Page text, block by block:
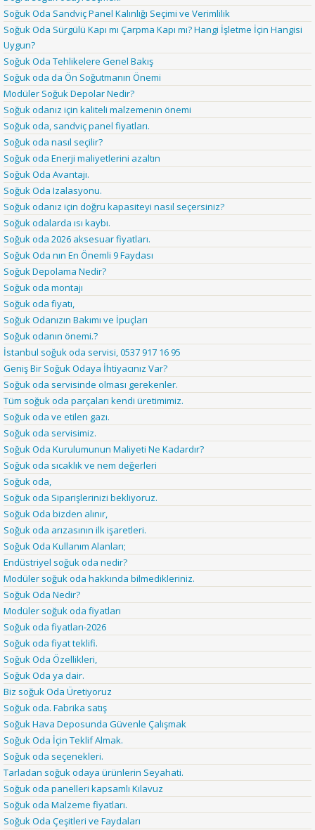
Soğuk Oda Sandviç Panel Kalınlığı Seçimi ve Verimlilik
Soğuk Oda Sürgülü Kapı mı Çarpma Kapı mı? Hangi İşletme İçin Hangisi
Uygun?
Soğuk Oda Tehlikelere Genel Bakış
Soğuk oda da Ön Soğutmanın Önemi
Modüler Soğuk Depolar Nedir?
Soğuk odanız için kaliteli malzemenin önemi
Soğuk oda, sandviç panel fiyatları.
Soğuk oda nasıl seçilir?
Soğuk oda Enerji maliyetlerini azaltın
Soğuk Oda Avantajı.
Soğuk Oda Izalasyonu.
Soğuk odanız için doğru kapasiteyi nasıl seçersiniz?
Soğuk odalarda ısı kaybı.
Soğuk oda 2026 aksesuar fiyatları.
Soğuk Oda nın En Önemli 9 Faydası
Soğuk Depolama Nedir?
Soğuk oda montajı
Soğuk oda fiyatı,
Soğuk Odanızın Bakımı ve İpuçları
Soğuk odanın önemi.?
İstanbul soğuk oda servisi, 0537 917 16 95
Geniş Bir Soğuk Odaya İhtiyacınız Var?
Soğuk oda servisinde olması gerekenler.
Tüm soğuk oda parçaları kendi üretimimiz.
Soğuk oda ve etilen gazı.
Soğuk oda servisimiz.
Soğuk Oda Kurulumunun Maliyeti Ne Kadardır?
Soğuk oda sıcaklık ve nem değerleri
Soğuk oda,
Soğuk oda Siparişlerinizi bekliyoruz.
Soğuk Oda bizden alınır,
Soğuk oda arızasının ilk işaretleri.
Soğuk Oda Kullanım Alanları;
Endüstriyel soğuk oda nedir?
Modüler soğuk oda hakkında bilmedikleriniz.
Soğuk Oda Nedir?
Modüler soğuk oda fiyatları
Soğuk oda fiyatları-2026
Soğuk oda fiyat teklifi.
Soğuk Oda Özellikleri,
Soğuk Oda ya dair.
Biz soğuk Oda Üretiyoruz
Soğuk oda. Fabrika satış
Soğuk Hava Deposunda Güvenle Çalışmak
Soğuk Oda İçin Teklif Almak.
Soğuk oda seçenekleri.
Tarladan soğuk odaya ürünlerin Seyahati.
Soğuk oda panelleri kapsamlı Kılavuz
Soğuk oda Malzeme fiyatları.
Soğuk Oda Çeşitleri ve Faydaları